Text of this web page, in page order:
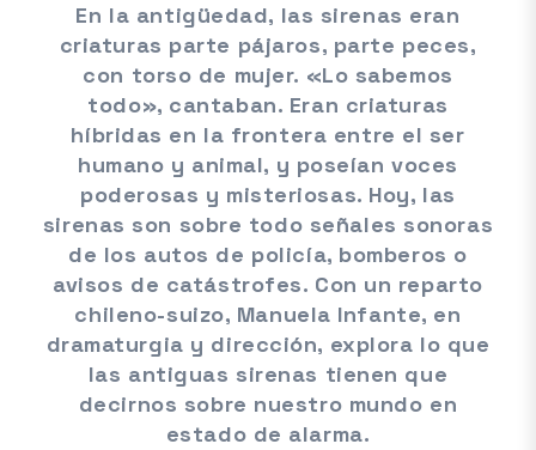
En la antigüedad, las sirenas eran
criaturas parte pájaros, parte peces,
con torso de mujer. «Lo sabemos
todo», cantaban. Eran criaturas
híbridas en la frontera entre el ser
humano y animal, y poseían voces
poderosas y misteriosas. Hoy, las
sirenas son sobre todo señales sonoras
de los autos de policía, bomberos o
avisos de catástrofes. Con un reparto
chileno-suizo, Manuela Infante, en
dramaturgia y dirección, explora lo que
las antiguas sirenas tienen que
decirnos sobre nuestro mundo en
estado de alarma.